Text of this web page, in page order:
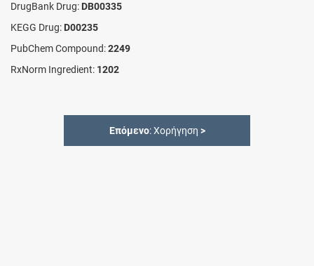
DrugBank Drug: DB00335
KEGG Drug: D00235
PubChem Compound:2249
RxNorm Ingredient: 1202
Επόμενο: Χορήγηση >